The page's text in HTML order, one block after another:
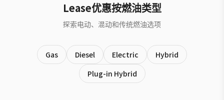
Lease优惠按燃油类型
探索电动、混动和传统燃油选项
Gas Diesel Electric
Hybrid
Plug-in Hybrid